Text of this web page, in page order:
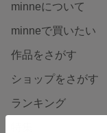
minneについて
minneで買いたい
作品をさがす
ショップをさがす
ランキング